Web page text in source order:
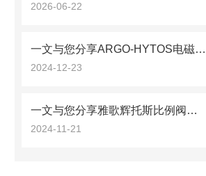
2026-06-22
一文与您分享ARGO-HYTOS电磁阀的正确安装步骤
2024-12-23
一文与您分享雅歌辉托斯比例阀在各领域中的具体应用
2024-11-21